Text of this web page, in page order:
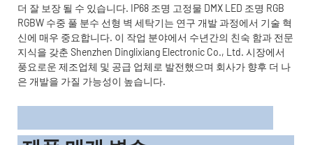
더 잘 보장 될 수 있습니다. IP68 조명 고정물 DMX LED 조명 RGB
RGBW 수중 풀 분수 선형 벽 세탁기는 연구 개발 과정에서 기술 혁
신에 매우 중요합니다. 이 작업 분야에서 수년간의 친숙 함과 전문
지식을 갖춘 Shenzhen Dinglixiang Electronic Co., Ltd. 시장에서
풍요로운 제조업체 및 공급 업체로 발전했으며 회사가 향후 더 나
은 개발을 가질 가능성이 높습니다.